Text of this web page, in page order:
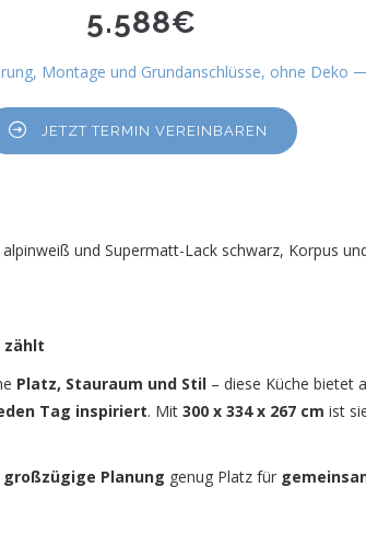
5.588€
Montage und Grundanschlüsse, ohne Deko
JETZT TERMIN VEREINBAREN
und Supermatt-Lack schwarz, Korpus
zählt
Platz, Stauraum und Stil – diese Küche bietet
Tag inspiriert. Mit 300 x 334 x 267 cm ist
großzügige Planung genug Platz für